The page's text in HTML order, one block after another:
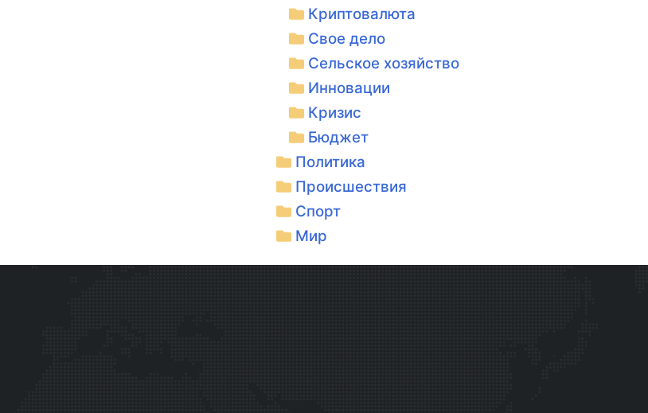
Криптовалюта
Свое дело
Сельское хозяйство
Инновации
Кризис
Бюджет
Политика
Происшествия
Спорт
Мир